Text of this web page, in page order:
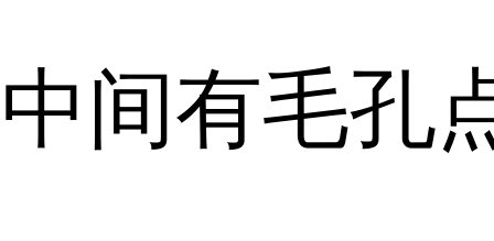
间有毛孔